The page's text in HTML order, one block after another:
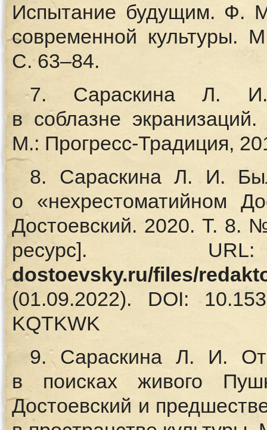
Испытание будущим. Ф.
современной культуры.
С. 63–84.
7. Сараскина Л. И.
в соблазне
М.: Прогресс-Традиция,
8. Сараскина Л. И.
о «нехрестоматийном
Достоевский. 2020. Т. 8.
ресурс].
dostoevsky.ru/files/
(01.09.2022). DOI:
KQTKWK
9. Сараскина Л. И.
в поисках живого
Достоевский и